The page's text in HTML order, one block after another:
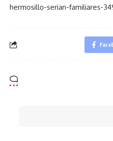
hermosillo-serian-familiares-